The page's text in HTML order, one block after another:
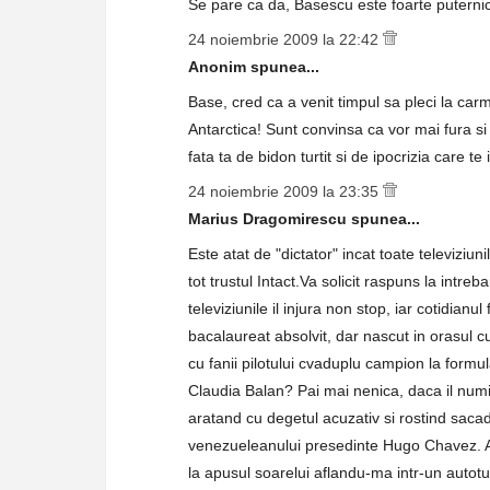
Se pare ca da, Basescu este foarte
24 noiembrie 2009 la 22:42
Anonim spunea...
Base, cred ca a venit timpul sa pleci la
Antarctica! Sunt convinsa ca vor mai fura
fata ta de bidon turtit si de ipocrizia care te
24 noiembrie 2009 la 23:35
Marius Dragomirescu spunea...
Este atat de "dictator" incat toate
tot trustul Intact.Va solicit raspuns la
televiziunile il injura non stop, iar
bacalaureat absolvit, dar nascut in orasul
cu fanii pilotului cvaduplu campion la
Claudia Balan? Pai mai nenica, daca il
aratand cu degetul acuzativ si rostind
venezueleanului presedinte Hugo
la apusul soarelui aflandu-ma intr-un